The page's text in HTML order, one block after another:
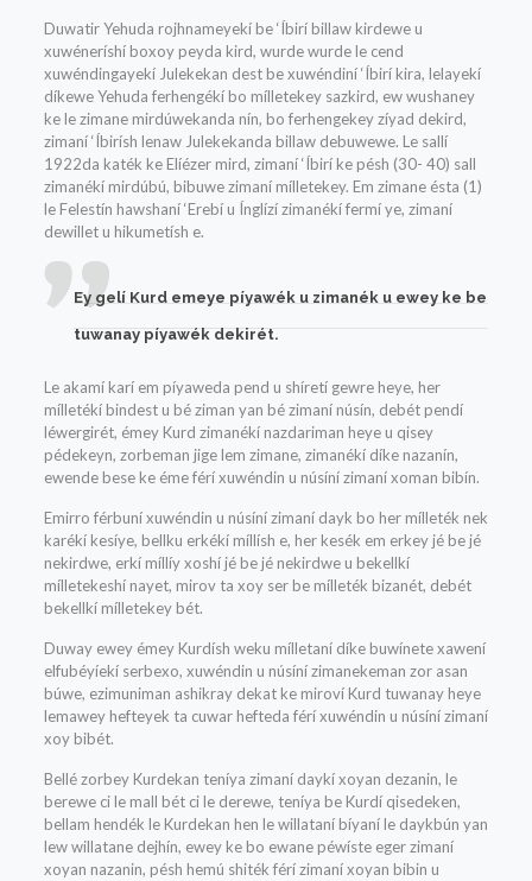
Duwatir Yehuda rojhnameyekí be ‘Íbirí billaw kirdewe u
xuwéneríshí boxoy peyda kird, wurde wurde le cend
xuwéndingayekí Julekekan dest be xuwéndiní ‘Íbirí kira, lelayekí
díkewe Yehuda ferhengékí bo mílletekey sazkird, ew wushaney
ke le zimane mirdúwekanda nín, bo ferhengekey zíyad dekird,
zimaní ‘Íbirísh lenaw Julekekanda billaw debuwewe. Le sallí
1922da katék ke Elíézer mird, zimaní ‘Íbirí ke pésh (30- 40) sall
zimanékí mirdúbú, bibuwe zimaní mílletekey. Em zimane ésta (1)
le Felestín hawshaní ‘Erebí u Ínglízí zimanékí fermí ye, zimaní
dewillet u hikumetísh e.
Ey gelí Kurd emeye píyawék u zimanék u ewey ke be
tuwanay píyawék dekirét.
Le akamí karí em píyaweda pend u shíretí gewre heye, her
mílletékí bindest u bé ziman yan bé zimaní núsín, debét pendí
léwergirét, émey Kurd zimanékí nazdariman heye u qisey
pédekeyn, zorbeman jige lem zimane, zimanékí díke nazanín,
ewende bese ke éme férí xuwéndin u núsíní zimaní xoman bibín.
Emirro férbuní xuwéndin u núsíní zimaní dayk bo her mílleték nek
karékí kesíye, bellku erkékí míllísh e, her kesék em erkey jé be jé
nekirdwe, erkí míllíy xoshí jé be jé nekirdwe u bekellkí
mílletekeshí nayet, mirov ta xoy ser be mílleték bizanét, debét
bekellkí mílletekey bét.
Duway ewey émey Kurdísh weku mílletaní díke buwínete xawení
elfubéyíekí serbexo, xuwéndin u núsíní zimanekeman zor asan
búwe, ezimuniman ashikray dekat ke miroví Kurd tuwanay heye
lemawey hefteyek ta cuwar hefteda férí xuwéndin u núsíní zimaní
xoy bibét.
Bellé zorbey Kurdekan teníya zimaní daykí xoyan dezanin, le
berewe ci le mall bét ci le derewe, teníya be Kurdí qisedeken,
bellam hendék le Kurdekan hen le willataní bíyaní le daykbún yan
lew willatane dejhín, ewey ke bo ewane péwíste eger zimaní
xoyan nazanin, pésh hemú shiték férí zimaní xoyan bibin u